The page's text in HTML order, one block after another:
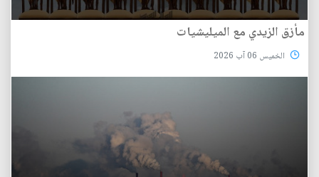
مأزق الزيدي مع الميليشيات
الخميس 06 آب 2026